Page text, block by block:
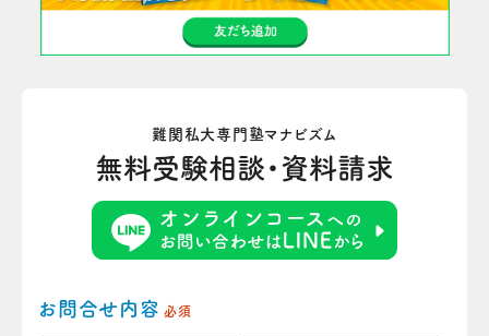
難関私大専門塾マナビズム
無料受験相談・資料請求
お問合せ内容 必須